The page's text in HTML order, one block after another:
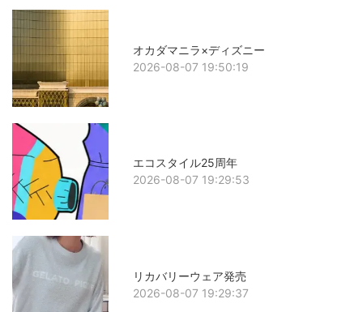
オカダマニラ×ディズニー
2026-08-07 19:50:19
エコスタイル25周年
2026-08-07 19:29:53
リカバリーウェア発売
2026-08-07 19:29:37